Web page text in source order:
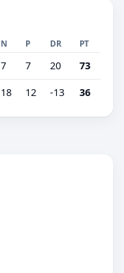
N P DR PT
7 7 20 73
18 12 -13 36